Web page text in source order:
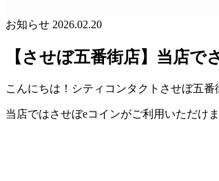
お知らせ 2026.02.20
【させぼ五番街店】当店で
こんにちは！シティコンタクトさせぼ五番
当店ではさせぼeコインがご利用いただけま